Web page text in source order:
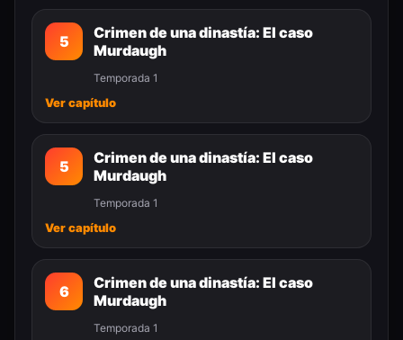
5
Crimen de una dinastía: El caso
Murdaugh
Temporada 1
Ver capítulo
5
Crimen de una dinastía: El caso
Murdaugh
Temporada 1
Ver capítulo
6
Crimen de una dinastía: El caso
Murdaugh
Temporada 1